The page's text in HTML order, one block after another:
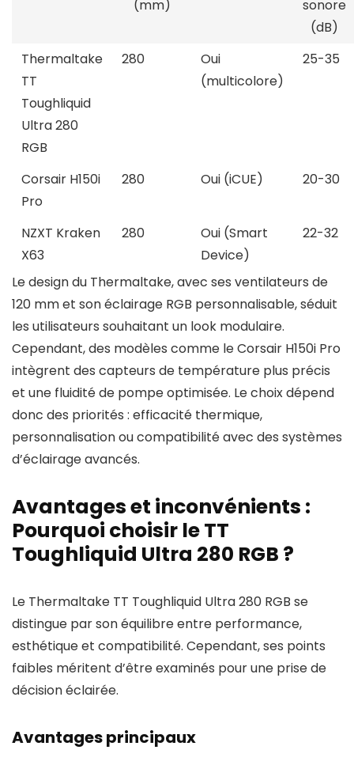
(mm)
sonore
(dB)
Thermaltake
TT
Toughliquid
Ultra 280
RGB
280
Oui
(multicolore)
25-35
Corsair H150i
Pro
280 Oui (iCUE) 20-30
NZXT Kraken
X63
280
Oui (Smart
Device)
22-32
Le design du Thermaltake, avec ses ventilateurs de
120 mm et son éclairage RGB personnalisable, séduit
les utilisateurs souhaitant un look modulaire.
Cependant, des modèles comme le Corsair H150i Pro
intègrent des capteurs de température plus précis
et une fluidité de pompe optimisée. Le choix dépend
donc des priorités : efficacité thermique,
personnalisation ou compatibilité avec des systèmes
d’éclairage avancés.
Avantages et inconvénients :
Pourquoi choisir le TT
Toughliquid Ultra 280 RGB ?
Le Thermaltake TT Toughliquid Ultra 280 RGB se
distingue par son équilibre entre performance,
esthétique et compatibilité. Cependant, ses points
faibles méritent d’être examinés pour une prise de
décision éclairée.
Avantages principaux